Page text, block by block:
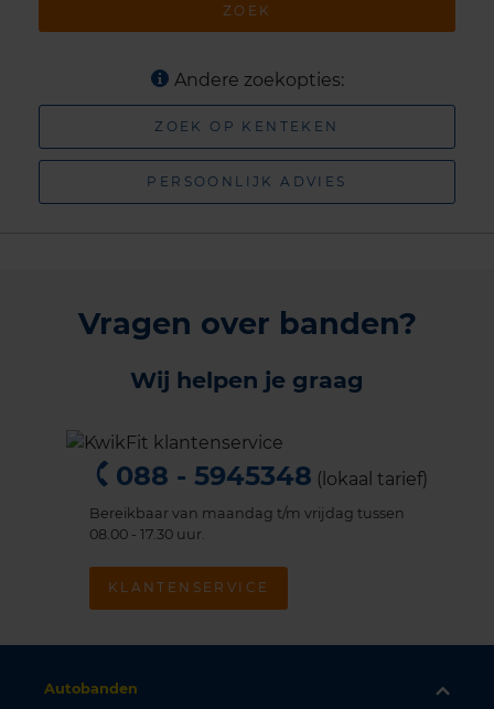
ZOEK
Andere zoekopties:
ZOEK OP KENTEKEN
PERSOONLIJK ADVIES
Vragen over banden?
Wij helpen je graag
088 - 5945348 (lokaal tarief)
Bereikbaar van maandag t/m vrijdag tussen
08.00 - 17.30 uur.
KLANTENSERVICE
Autobanden